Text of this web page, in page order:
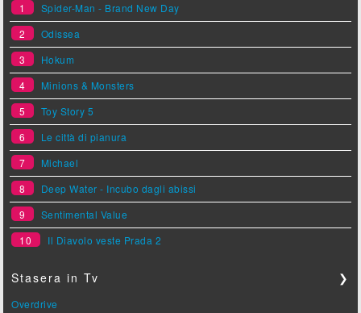
1
Spider-Man - Brand New Day
2
Odissea
3
Hokum
4
Minions & Monsters
5
Toy Story 5
6
Le città di pianura
7
Michael
8
Deep Water - Incubo dagli abissi
9
Sentimental Value
10
Il Diavolo veste Prada 2
Stasera in Tv ❯
Overdrive